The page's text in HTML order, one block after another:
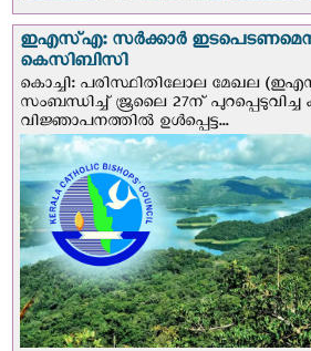
ഇഎസ്എ: സര്‍ക്കാര്‍
കെ‌സി‌ബി‌സി
കൊച്ചി: പരിസ്ഥിതിലോല മേഖല
സംബന്ധിച്ച് ജൂലൈ 27ന് പുറപ്പെടുവിച്ച
വിജ്ഞാപനത്തിൽ ഉൾപ്പെട്ട...